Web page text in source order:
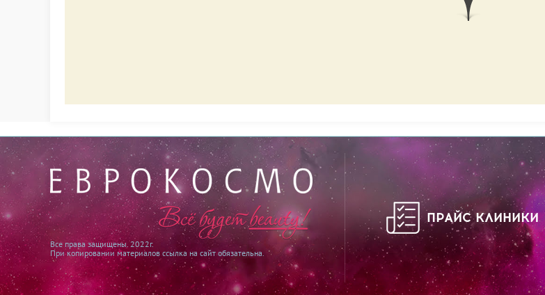
Все права защищены. 2022г.
При копировании материалов ссылка на сайт обязательна.
ПРАЙС КЛИНИКИ